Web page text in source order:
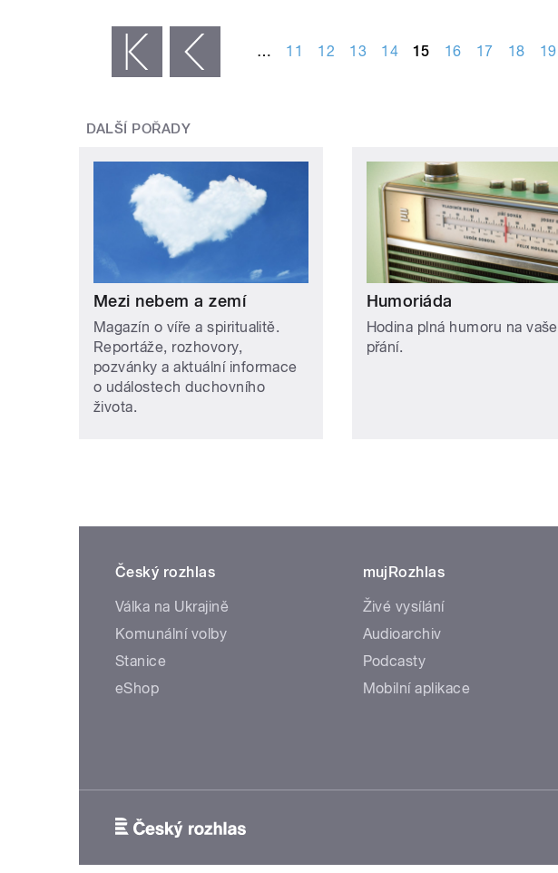
‹ předchozí … 11 12 13 14 15 16 17 18 19
DALŠÍ POŘADY
Mezi nebem a zemí
Magazín o víře a spiritualitě.
Reportáže, rozhovory,
pozvánky a aktuální informace
o událostech duchovního
života.
Humoriáda
Hodina plná humoru na vaše
přání.
Český rozhlas
Válka na Ukrajině
Komunální volby
Stanice
eShop
mujRozhlas
Živé vysílání
Audioarchiv
Podcasty
Mobilní aplikace